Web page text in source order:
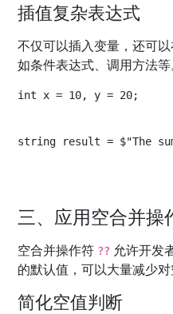
插值复杂表达式
不仅可以插入变量，还可
如条件表达式、调用方法等
int x = 10, y = 20;
string result = $"The
三、应用空合并操
空合并操作符 ?? 允许开发
的默认值，可以大量减少对
简化空值判断